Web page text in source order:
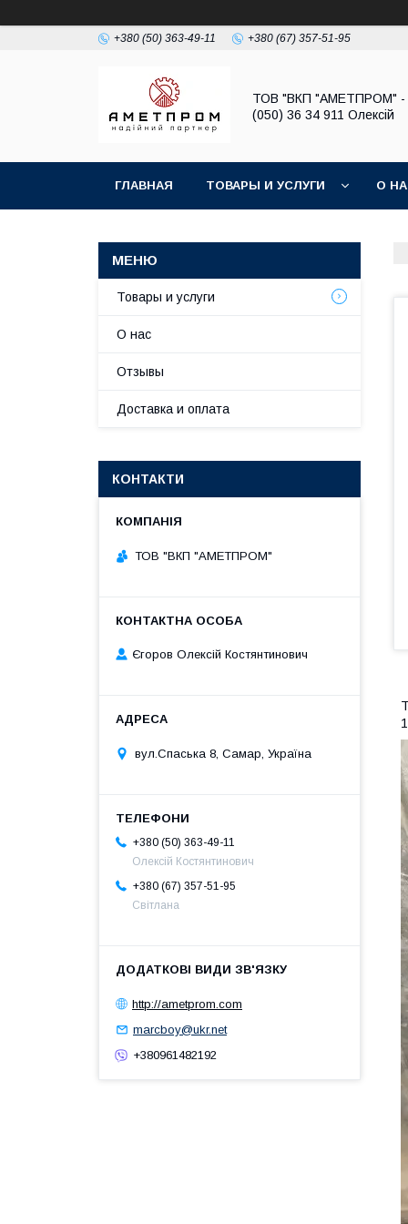
+380 (50) 363-49-11 +380 (67) 357-51-95
ТОВ "ВКП "АМЕТПРОМ" -
(050) 36 34 911 Олексій
ГЛАВНАЯ ТОВАРЫ И УСЛУГИ О
Товары и услуги
О нас
Отзывы
Доставка и оплата
КОНТАКТИ
ТОВ "ВКП "АМЕТПРОМ"
Єгоров Олексій Костянтинович
вул.Спаська 8, Самар, Україна
+380 (50) 363-49-11
Олексій Костянтинович
+380 (67) 357-51-95
Світлана
http://ametprom.com
marcboy@ukr.net
+380961482192